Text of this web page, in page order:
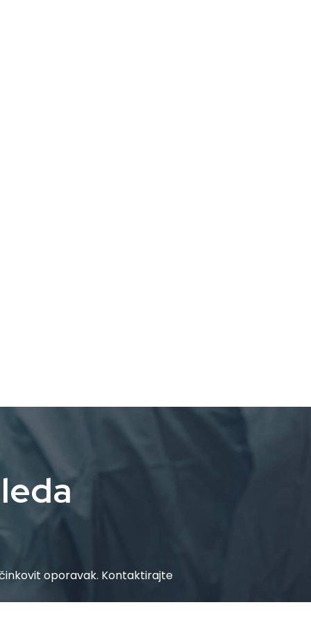
oporavak. Kontaktirajte